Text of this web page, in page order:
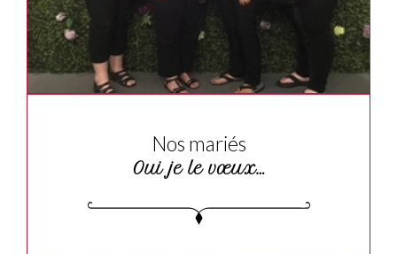
Nos mariés
Oui je le vœux…